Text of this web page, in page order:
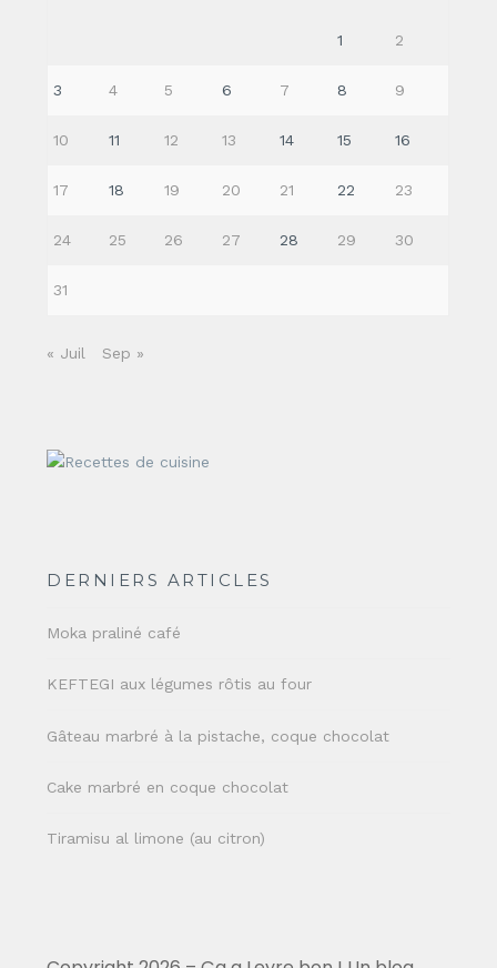
1 2
3 4 5 6 7 8 9
10 11 12 13 14 15 16
17 18 19 20 21 22 23
24 25 26 27 28 29 30
31
« Juil Sep »
DERNIERS ARTICLES
Moka praliné café
KEFTEGI aux légumes rôtis au four
Gâteau marbré à la pistache, coque chocolat
Cake marbré en coque chocolat
Tiramisu al limone (au citron)